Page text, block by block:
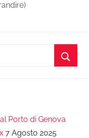
Porto di Genova
7 Agosto 2025